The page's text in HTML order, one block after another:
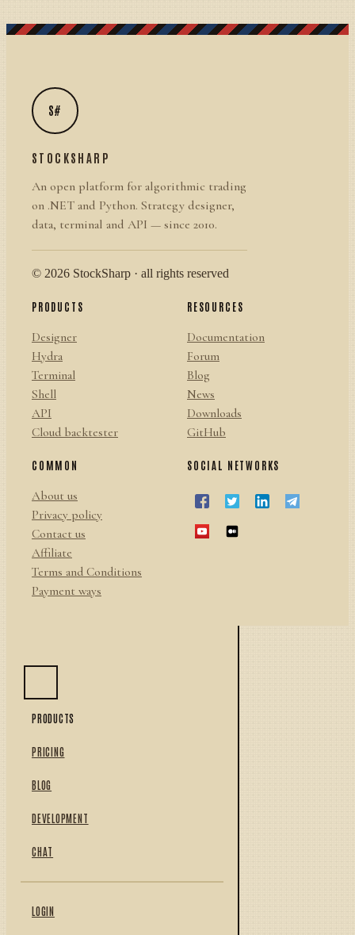
S#
STOCKSHARP
An open platform for algorithmic trading
on .NET and Python. Strategy designer,
data, terminal and API — since 2010.
© 2026 StockSharp · all rights reserved
PRODUCTS
Designer
Hydra
Terminal
Shell
API
Cloud backtester
RESOURCES
Documentation
Forum
Blog
News
Downloads
GitHub
COMMON
About us
Privacy policy
Contact us
Affiliate
Terms and Conditions
Payment ways
SOCIAL NETWORKS
PRODUCTS
PRICING
BLOG
DEVELOPMENT
CHAT
LOGIN